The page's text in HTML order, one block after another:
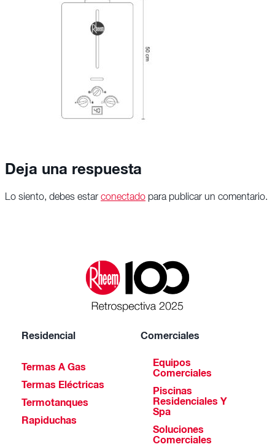
Deja una respuesta
Lo siento, debes estar conectado para publicar un comentario.
Residencial
Termas A Gas
Termas Eléctricas
Termotanques
Rapiduchas
Comerciales
Equipos
Comerciales
Piscinas
Residenciales Y
Spa
Soluciones
Comerciales